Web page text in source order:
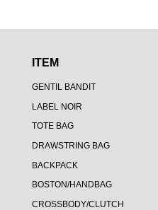
ITEM
GENTIL BANDIT
LABEL NOIR
TOTE BAG
DRAWSTRING BAG
BACKPACK
BOSTON/HANDBAG
CROSSBODY/CLUTCH